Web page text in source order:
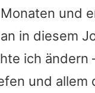
App runterladen
Team
Impressum
und
in diesem
ich ändern
und allem